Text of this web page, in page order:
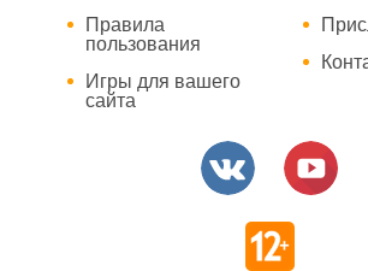
Правила
пользования
Игры для вашего
сайта